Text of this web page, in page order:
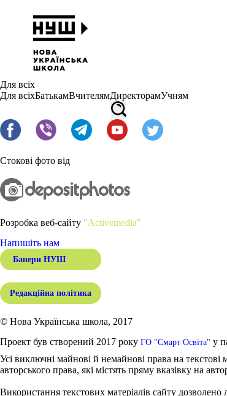
Для всіх
Для всіхБатькамВчителямДиректорамУчням
Стокові фото від
Розробка веб-сайту "Activemedia"
Напишіть нам
Банери НУШ
Редакційна політика
© Нова Українська школа, 2017
Проект був створений 2017 року ГО "Смарт Освіта" у
Усі виключні майнові й немайнові права на текстові
авторського права, які містять пряму вказівку на
Використання текстових матеріалів сайту